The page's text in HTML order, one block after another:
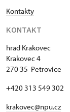
Kontakty
KONTAKT
hrad Krakovec
Krakovec 4
270 35 Petrovice
+420 313 549 302
krakovec@npu.cz